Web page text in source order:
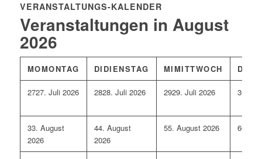
VERANSTALTUNGS-KALENDER
Veranstaltungen in August
2026
MOMONTAG DI DIENSTAG MIMITTWOCH DO
2727. Juli 2026 2828. Juli 2026 2929. Juli 2026 30
33. August
2026
44. August
2026
55. August 2026 66.